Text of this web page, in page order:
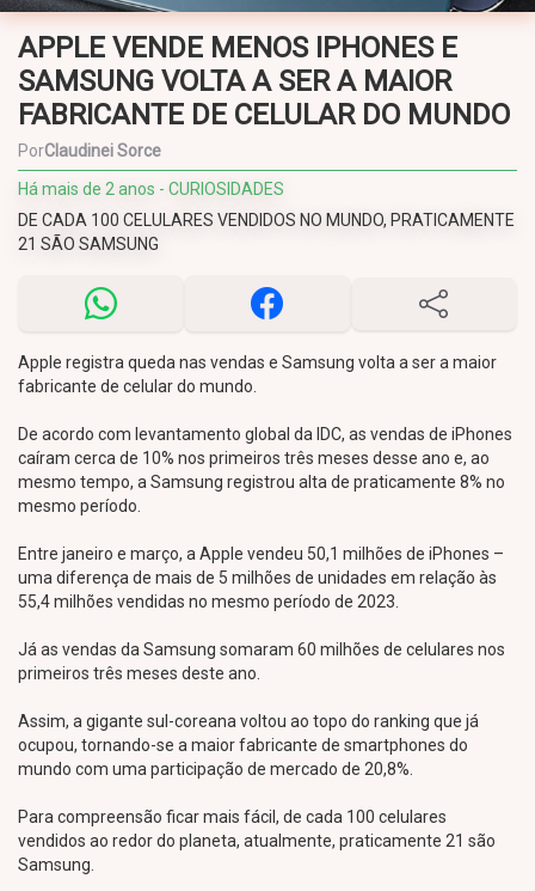
APPLE VENDE MENOS IPHONES E
SAMSUNG VOLTA A SER A MAIOR
FABRICANTE DE CELULAR DO MUNDO
PorClaudinei Sorce
Há mais de 2 anos - CURIOSIDADES
DE CADA 100 CELULARES VENDIDOS NO MUNDO, PRATICAMENTE
21 SÃO SAMSUNG
Apple registra queda nas vendas e Samsung volta a ser a maior
fabricante de celular do mundo.
De acordo com levantamento global da IDC, as vendas de iPhones
caíram cerca de 10% nos primeiros três meses desse ano e, ao
mesmo tempo, a Samsung registrou alta de praticamente 8% no
mesmo período.
Entre janeiro e março, a Apple vendeu 50,1 milhões de iPhones –
uma diferença de mais de 5 milhões de unidades em relação às
55,4 milhões vendidas no mesmo período de 2023.
Já as vendas da Samsung somaram 60 milhões de celulares nos
primeiros três meses deste ano.
Assim, a gigante sul-coreana voltou ao topo do ranking que já
ocupou, tornando-se a maior fabricante de smartphones do
mundo com uma participação de mercado de 20,8%.
Para compreensão ficar mais fácil, de cada 100 celulares
vendidos ao redor do planeta, atualmente, praticamente 21 são
Samsung.